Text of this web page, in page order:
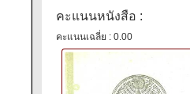
คะแนนหนังสือ :
คะแนนเฉลี่ย : 0.00